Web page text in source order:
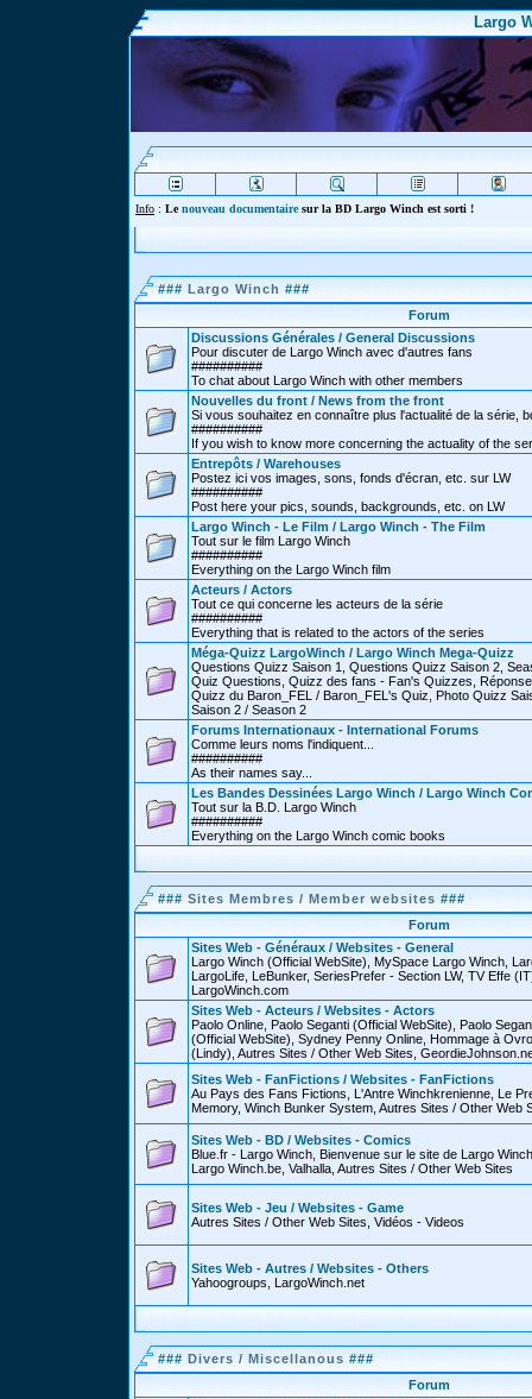
Largo
Info : Lenouveau documentairesur la BD Largo Winch est sorti !
### Largo Winch ###
Forum
Discussions Générales / General Discussions
Pour discuter de Largo Winch avec d'autres fans
##########
To chat about Largo Winch with other members
Nouvelles du front / News from the front
Si vous souhaitez en connaître plus l'actualité de la série,
##########
If you wish to know more concerning the actuality of the
Entrepôts / Warehouses
Postez ici vos images, sons, fonds d'écran, etc. sur LW
##########
Post here your pics, sounds, backgrounds, etc. on LW
Largo Winch - Le Film / Largo Winch - The Film
Tout sur le film Largo Winch
##########
Everything on the Largo Winch film
Acteurs / Actors
Tout ce qui concerne les acteurs de la série
##########
Everything that is related to the actors of the series
Méga-Quizz LargoWinch / Largo Winch Mega-Quizz
Questions Quizz Saison 1, Questions Quizz Saison 2,
Quiz Questions, Quizz des fans - Fan's Quizzes,
Quizz du Baron_FEL / Baron_FEL's Quiz, Photo Quizz
Saison 2 / Season 2
Forums Internationaux - International Forums
Comme leurs noms l'indiquent...
##########
As their names say...
Les Bandes Dessinées Largo Winch / Largo Winch
Tout sur la B.D. Largo Winch
##########
Everything on the Largo Winch comic books
### Sites Membres / Member websites ###
Forum
Sites Web - Généraux / Websites - General
Largo Winch (Official WebSite), MySpace Largo Winch,
LargoLife, LeBunker, SeriesPrefer - Section LW, TV Effe
LargoWinch.com
Sites Web - Acteurs / Websites - Actors
Paolo Online, Paolo Seganti (Official WebSite), Paolo
(Official WebSite), Sydney Penny Online, Hommage à
(Lindy), Autres Sites / Other Web Sites,
Sites Web - FanFictions / Websites - FanFictions
Au Pays des Fans Fictions, L'Antre Winchkrenienne, Le
Memory, Winch Bunker System, Autres Sites / Other Web
Sites Web - BD / Websites - Comics
Blue.fr - Largo Winch, Bienvenue sur le site de Largo
Largo Winch.be, Valhalla, Autres Sites / Other Web Sites
Sites Web - Jeu / Websites - Game
Autres Sites / Other Web Sites, Vidéos - Videos
Sites Web - Autres / Websites - Others
Yahoogroups, LargoWinch.net
### Divers / Miscellanous ###
Forum